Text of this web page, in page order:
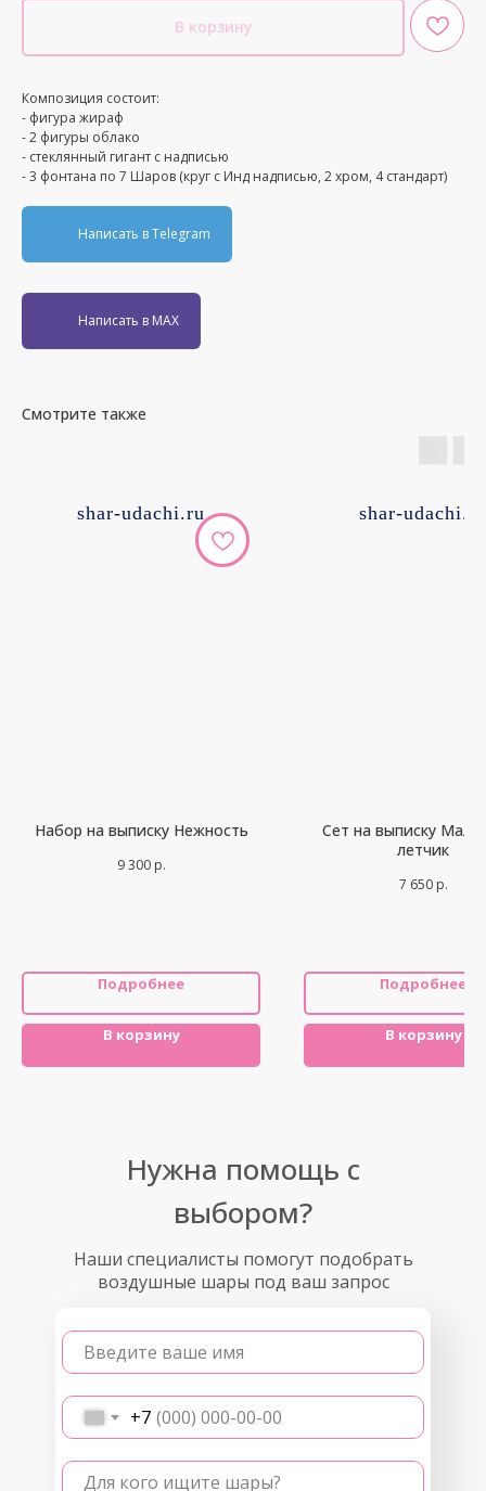
В корзину
Композиция состоит:
- фигура жираф
- 2 фигуры облако
- стеклянный гигант с надписью
- 3 фонтана по 7 Шаров (круг с Инд надписью, 2 хром, 4 стандарт)
Написать в Telegram
Написать в MAX
Смотрите также
shar-udachi.ru
Набор на выписку Нежность
9 300 р.
Подробнее
В корзину
shar-udachi.ru
Сет на выписку
летчик
7 650 р.
Подробнее
В корзину
Наши специалисты помогут подобрать
воздушные шары под ваш запрос
Введите ваше имя
+7
Для кого ищите шары?
Нужна помощь с
выбором?